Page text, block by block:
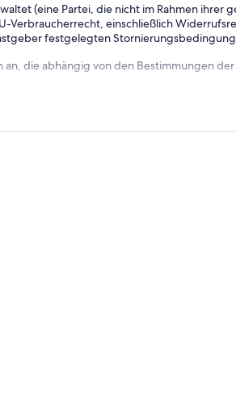
(eine Partei, die nicht im Rahmen ihrer
Verbraucherrecht, einschließlich
festgelegten
an, die abhängig von den Bestimmungen